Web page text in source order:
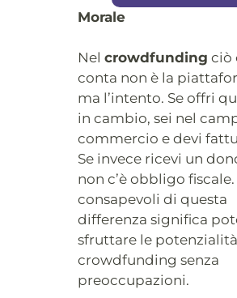
Morale
Nel crowdfunding ciò
conta non è la
ma l’intento. Se offri
in cambio, sei nel
commercio e devi
Se invece ricevi un
non c’è obbligo fiscale.
consapevoli di questa
differenza significa
sfruttare le
crowdfunding senza
preoccupazioni.